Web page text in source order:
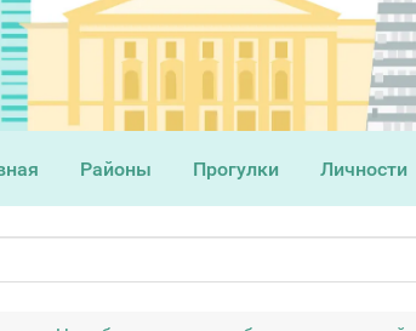
Районы Прогулки Личности